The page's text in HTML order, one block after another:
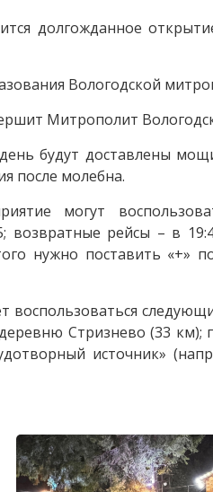
долгожданное
Вологодской
Митрополит
будут доставлены
после молебна.
могут
возвратные рейсы – в
нужно поставить «+»
воспользоваться
Стризнево (33
источник»